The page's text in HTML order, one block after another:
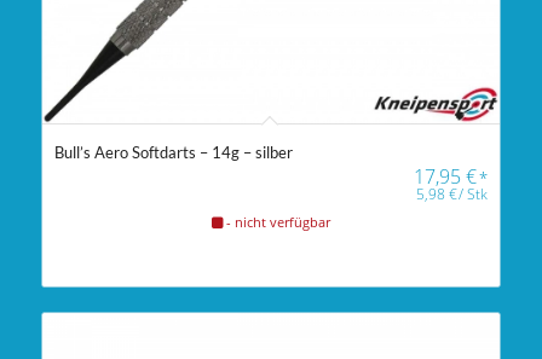
Bull’s Aero Softdarts – 14g – silber
17,95€*
5,98€/Stk
- nicht verfügbar